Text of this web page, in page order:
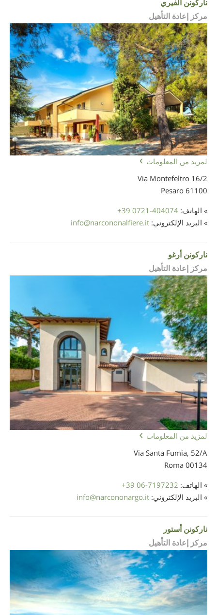
مركز إعادة التأهيل
لمزيد من المعلومات
Via Montefeltro 16/2
61100 Pesaro
» الهاتف: +39 0721-404074
» البريد الإلكتروني:
info@narcononalfiere.it
ناركونن أرغو
مركز إعادة التأهيل
لمزيد من المعلومات
Via Santa Fumia, 52/A
00134 Roma
» الهاتف: +39 06-7197232
» البريد الإلكتروني:
info@narcononargo.it
ناركونن أستور
مركز إعادة التأهيل